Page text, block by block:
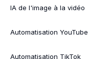
IA de l'image à la vidéo
Automatisation YouTube
Automatisation TikTok